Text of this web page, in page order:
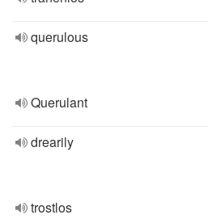
querulous
Querulant
drearily
trostlos